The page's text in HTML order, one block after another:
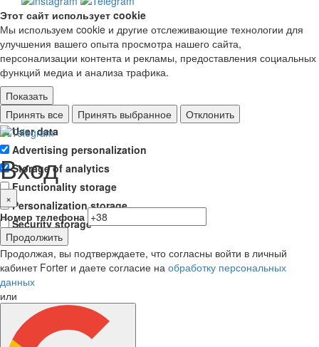
Этот сайт использует cookie
Мы используем cookie и другие отслеживающие технологии для
улучшения вашего опыта просмотра нашего сайта,
персонализации контента и рекламы, предоставления социальных
функций медиа и анализа трафика.
Показать
Ad storage
User data
Advertising personalization
Storage of analytics
Functionality storage
Personalization storage
Security storage
Принять все Принять выбранное Отклонить
Вход
×
Номер телефона
Продолжить
Продолжая, вы подтверждаете, что согласны войти в личный
кабинет Forter и даете согласие на обработку персональных
данных
или